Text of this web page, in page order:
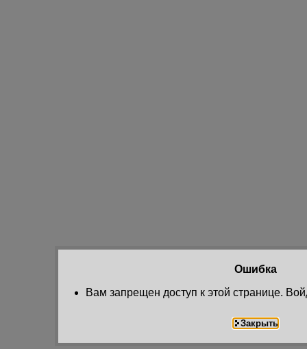
Ошибка
Вам запрещен доступ к этой странице.